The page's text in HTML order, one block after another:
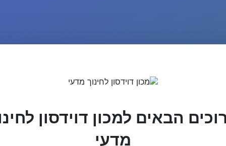
הבאים למכון דוידסון
מדעי